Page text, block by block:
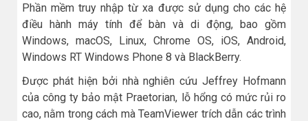
Phần mềm truy nhập từ xa được sử dụng cho các hệ
điều hành máy tính để bàn và di động, bao gồm
Windows, macOS, Linux, Chrome OS, iOS, Android,
Windows RT Windows Phone 8 và BlackBerry.
Được phát hiện bởi nhà nghiên cứu Jeffrey Hofmann
của công ty bảo mật Praetorian, lỗ hổng có mức rủi ro
cao, nằm trong cách mà TeamViewer trích dẫn các trình